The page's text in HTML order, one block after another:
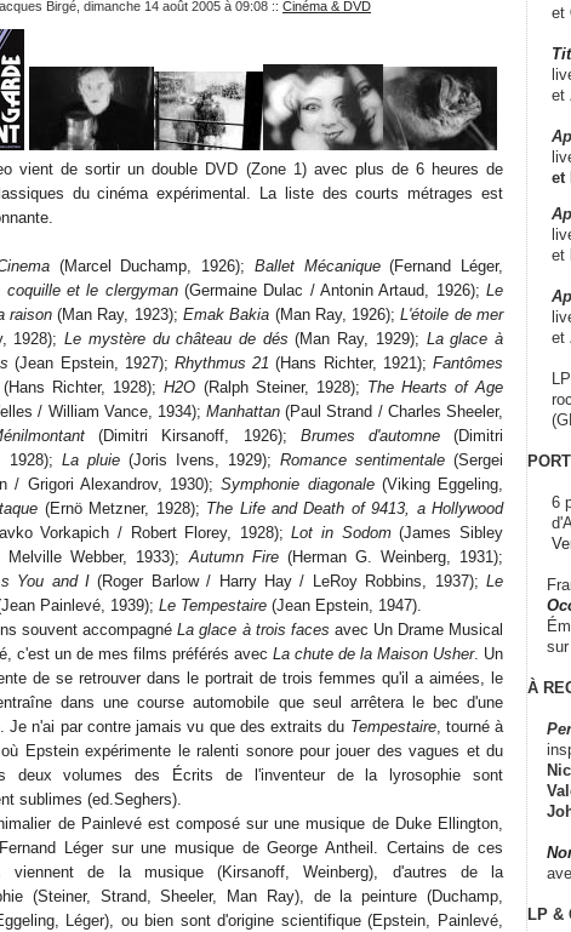
Birgé, dimanche 14 août 2005 à 09:08 :: Cinéma & DVD
vient de sortir un double DVD (Zone 1) avec plus de 6 heures de
du cinéma expérimental. La liste des courts métrages est
(Marcel Duchamp, 1926); Ballet Mécanique(Fernand Léger,
coquille et le clergyman(Germaine Dulac / Antonin Artaud, 1926);Le
raison(Man Ray, 1923);Emak Bakia (Man Ray, 1926);L'étoile de mer
1928);Le mystère du château de dés (Man Ray, 1929); La glace à
(Jean Epstein, 1927);Rhythmus 21 (Hans Richter, 1921);Fantômes
(Hans Richter, 1928);H2O (Ralph Steiner, 1928); The Hearts of Age
/ William Vance, 1934);Manhattan (Paul Strand / Charles Sheeler,
(Dimitri Kirsanoff, 1926); Brumes d'automne(Dimitri
1928); La pluie (Joris Ivens, 1929); Romance sentimentale (Sergei
/ Grigori Alexandrov, 1930);Symphonie diagonale(Viking Eggeling,
(Ernö Metzner, 1928); The Life and Death of 9413, a Hollywood
Vorkapich / Robert Florey, 1928);Lot in Sodom(James Sibley
Melville Webber, 1933);Autumn Fire(Herman G. Weinberg, 1931);
You and I (Roger Barlow / Harry Hay / LeRoy Robbins, 1937); Le
Painlevé, 1939); Le Tempestaire (Jean Epstein, 1947).
souvent accompagnéLa glace à trois faces avec Un Drame Musical
c'est un de mes films préférés avec La chute de la Maison Usher. Un
de se retrouver dans le portrait de trois femmes qu'il a aimées, le
dans une course automobile que seul arrêtera le bec d'une
Je n'ai par contre jamais vu que des extraits du Tempestaire, tourné à
Epstein expérimente le ralenti sonore pour jouer des vagues et du
deux volumes des Écrits de l'inventeur de la lyrosophie sont
sublimes (ed.Seghers).
de Painlevé est composé sur une musique de Duke Ellington,
Léger sur une musique de George Antheil. Certains de ces
viennent de la musique (Kirsanoff, Weinberg), d'autres de la
(Steiner, Strand, Sheeler, Man Ray), de la peinture (Duchamp,
Léger), ou bien sont d'origine scientifique (Epstein, Painlevé,
et
live
et
et
et
et
LP
6
sur
À
LP &